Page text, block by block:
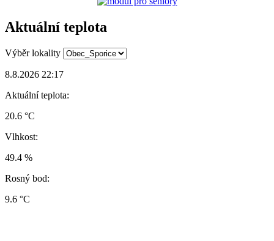
Aktuální teplota
Výběr lokality
8.8.2026 22:17
Aktuální teplota:
20.6 °C
Vlhkost:
49.4 %
Rosný bod:
9.6 °C